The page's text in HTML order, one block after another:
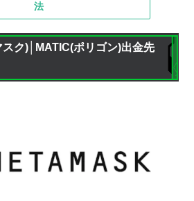
法
ク)│MATIC(ポリゴン)出金先